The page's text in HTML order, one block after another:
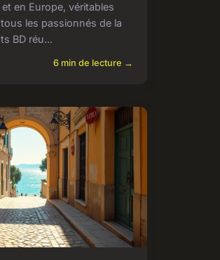
en Europe, véritables
les passionnés de la
BD réu...
6 min de lecture →